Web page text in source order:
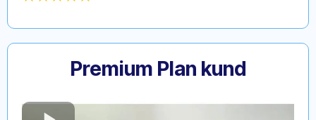
Premium Plan kund